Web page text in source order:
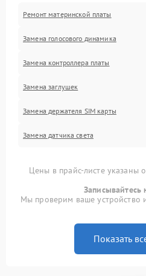
Ремонт материнской платы
Замена голосового динамика
Замена контроллера платы
Замена заглушек
Замена держателя SIM карты
Замена датчика света
Цены в прайс-листе указаны
Записывайтесь
Мы проверим ваше устройство
Показать